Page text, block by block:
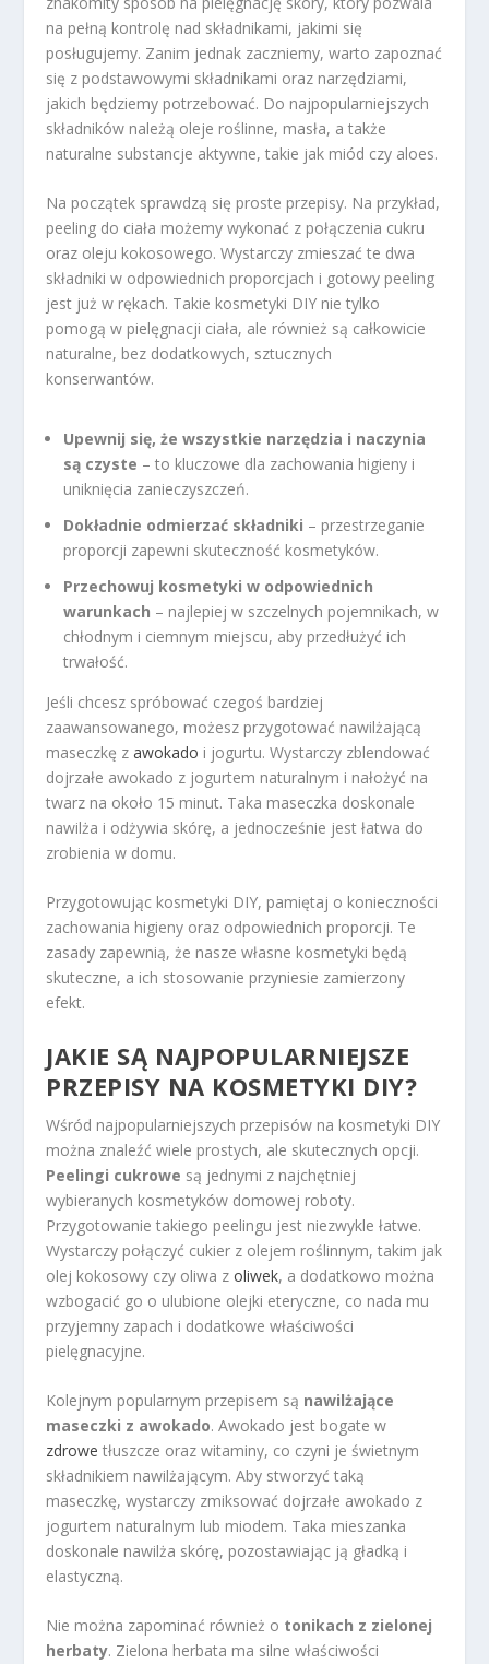
na pełną kontrolę nad składnikami, jakimi się
posługujemy. Zanim jednak zaczniemy, warto zapoznać
się z podstawowymi składnikami oraz narzędziami,
jakich będziemy potrzebować. Do najpopularniejszych
składników należą oleje roślinne, masła, a także
naturalne substancje aktywne, takie jak miód czy aloes.
Na początek sprawdzą się proste przepisy. Na przykład,
peeling do ciała możemy wykonać z połączenia cukru
oraz oleju kokosowego. Wystarczy zmieszać te dwa
składniki w odpowiednich proporcjach i gotowy peeling
jest już w rękach. Takie kosmetyki DIY nie tylko
pomogą w pielęgnacji ciała, ale również są całkowicie
naturalne, bez dodatkowych, sztucznych
konserwantów.
Upewnij się, że wszystkie narzędzia i naczynia
są czyste – to kluczowe dla zachowania higieny i
uniknięcia zanieczyszczeń.
Dokładnie odmierzać składniki – przestrzeganie
proporcji zapewni skuteczność kosmetyków.
Przechowuj kosmetyki w odpowiednich
warunkach – najlepiej w szczelnych pojemnikach, w
chłodnym i ciemnym miejscu, aby przedłużyć ich
trwałość.
Jeśli chcesz spróbować czegoś bardziej
zaawansowanego, możesz przygotować nawilżającą
maseczkę zawokado i jogurtu. Wystarczy zblendować
dojrzałe awokado z jogurtem naturalnym i nałożyć na
twarz na około 15 minut. Taka maseczka doskonale
nawilża i odżywia skórę, a jednocześnie jest łatwa do
zrobienia w domu.
Przygotowując kosmetyki DIY, pamiętaj o konieczności
zachowania higieny oraz odpowiednich proporcji. Te
zasady zapewnią, że nasze własne kosmetyki będą
skuteczne, a ich stosowanie przyniesie zamierzony
efekt.
JAKIE SĄ NAJPOPULARNIEJSZE
PRZEPISY NA KOSMETYKI DIY?
Wśród najpopularniejszych przepisów na kosmetyki DIY
można znaleźć wiele prostych, ale skutecznych opcji.
Peelingi cukrowe są jednymi z najchętniej
wybieranych kosmetyków domowej roboty.
Przygotowanie takiego peelingu jest niezwykle łatwe.
Wystarczy połączyć cukier z olejem roślinnym, takim jak
olej kokosowy czy oliwa zoliwek, a dodatkowo można
wzbogacić go o ulubione olejki eteryczne, co nada mu
przyjemny zapach i dodatkowe właściwości
pielęgnacyjne.
Kolejnym popularnym przepisem są nawilżające
maseczki z awokado. Awokado jest bogate w
zdrowe tłuszcze oraz witaminy, co czyni je świetnym
składnikiem nawilżającym. Aby stworzyć taką
maseczkę, wystarczy zmiksować dojrzałe awokado z
jogurtem naturalnym lub miodem. Taka mieszanka
doskonale nawilża skórę, pozostawiając ją gładką i
elastyczną.
Nie można zapominać również o tonikach z zielonej
herbaty. Zielona herbata ma silne właściwości